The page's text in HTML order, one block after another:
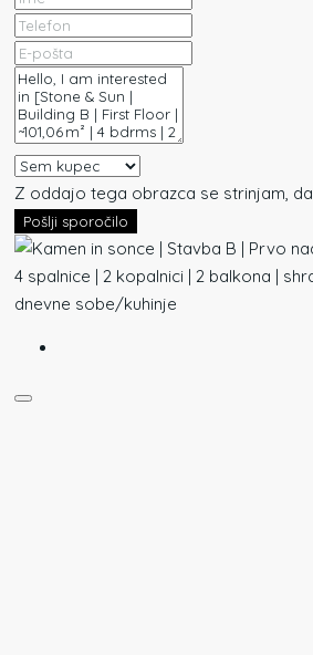
Z oddajo tega obrazca se strinjam, da
Pošlji sporočilo